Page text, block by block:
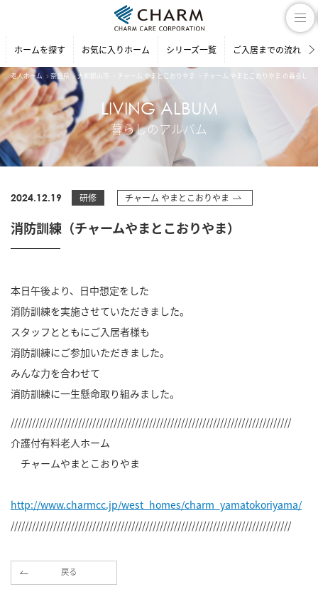
ホームを探す お気に入りホーム シリーズ一覧 ご入居までの流れ
老人ホーム 奈良県 大和郡山市 チャーム やまとこおりやま チャーム やまとこおりやま の暮らしの
LIVING ALBUM
暮らしのアルバム
2024.12.19 研修 チャーム やまとこおりやま
消防訓練（チャームやまとこおりやま）
本日午後より、日中想定をした
消防訓練を実施させていただきました。
スタッフとともにご入居者様も
消防訓練にご参加いただきました。
みんな力を合わせて
消防訓練に一生懸命取り組みました。
///////////////////////////////////////////////////////////////////////////////
介護付有料老人ホーム
チャームやまとこおりやま
http://www.charmcc.jp/west_homes/charm_yamatokoriyama/
///////////////////////////////////////////////////////////////////////////////
戻る